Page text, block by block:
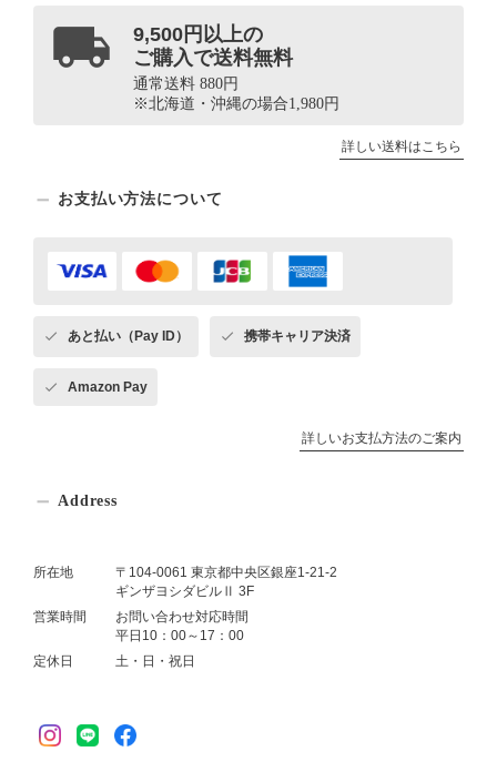
9,500円以上の
ご購入で送料無料
通常送料 880円
※北海道・沖縄の場合1,980円
詳しい送料はこちら
お支払い方法について
あと払い（Pay ID） 携帯キャリア決済
Amazon Pay
詳しいお支払方法のご案内
Address
所在地
〒104-0061 東京都中央区銀座1-21-2
ギンザヨシダビルⅡ 3F
営業時間
お問い合わせ対応時間
平日10：00～17：00
定休日
土・日・祝日